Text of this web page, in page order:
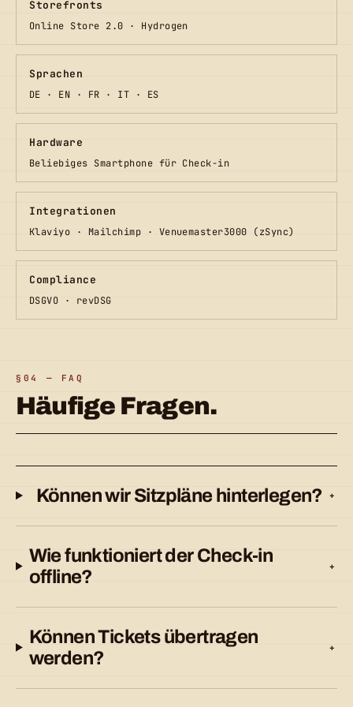
Storefronts
Online Store 2.0 · Hydrogen
Sprachen
DE · EN · FR · IT · ES
Hardware
Beliebiges Smartphone für Check-in
Integrationen
Klaviyo · Mailchimp · Venuemaster3000 (zSync)
Compliance
DSGVO · revDSG
§04 — FAQ
Häufige Fragen.
Können wir Sitzpläne hinterlegen? +
Wie funktioniert der Check-in
offline?
+
Können Tickets übertragen
werden?
+